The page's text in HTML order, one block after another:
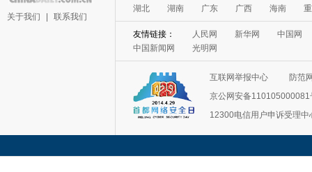
关于我们 联系我们
湖北
湖南 广东 广西 海南
友情链接： 人民网 新华网
中国网
中国新闻网
光明网
互联网举报中心
防范
京公网安备110105000081
12300电信用户申诉受理中